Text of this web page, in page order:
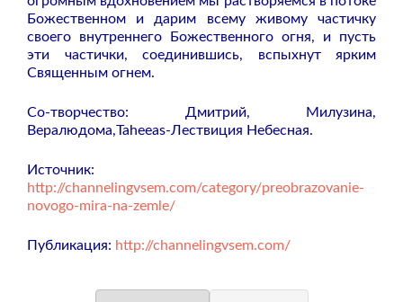
Божественном и дарим всему живому частичку
своего внутреннего Божественного огня, и пусть
эти частички, соединившись, вспыхнут ярким
Священным огнем.
Со-творчество: Дмитрий, Милузина,
Вералюдома,Taheeas-Лествиция Небесная.
Источник:
http://channelingvsem.com/category/preobrazovanie-
novogo-mira-na-zemle/
Публикация: http://channelingvsem.com/